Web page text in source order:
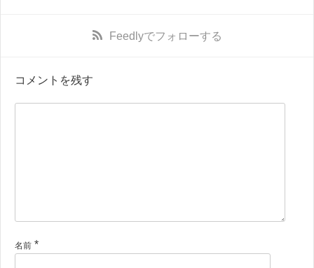
Feedlyでフォローする
コメントを残す
名前 *